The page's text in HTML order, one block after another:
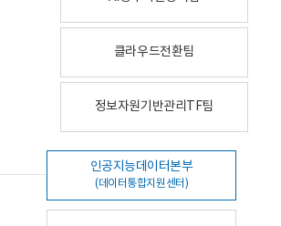
클라우드전환팀
정보자원기반관리TF팀
인공지능데이터본부
(데이터통합지원센터)